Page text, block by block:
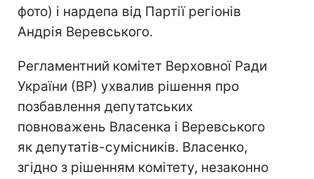
фото) і нардепа від Партії регіонів
Андрія Веревського.
Регламентний комітет Верховної Ради
України (ВР) ухвалив рішення про
позбавлення депутатських
повноважень Власенка і Веревського
як депутатів-сумісників. Власенко,
згідно з рішенням комітету, незаконно